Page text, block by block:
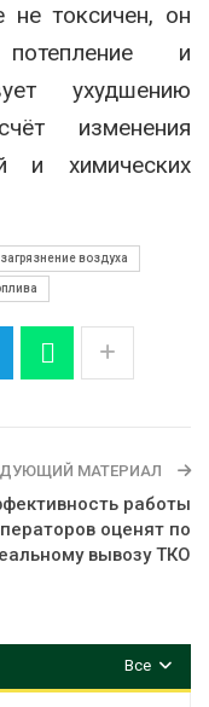
не токсичен, он
и
ухудшению
изменения
и химических
загрязнение воздуха
МАТЕРИАЛ
работы
оценят по
вывозу ТКО
Все